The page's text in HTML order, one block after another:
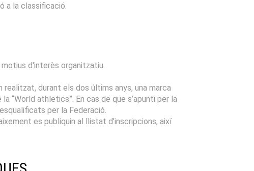
a la classificació.
d'interès organitzatiu.
durant els dos últims anys, una marca
“World athletics”. En cas de que s’apunti per la
per la Federació.
es publiquin al llistat d’inscripcions, així